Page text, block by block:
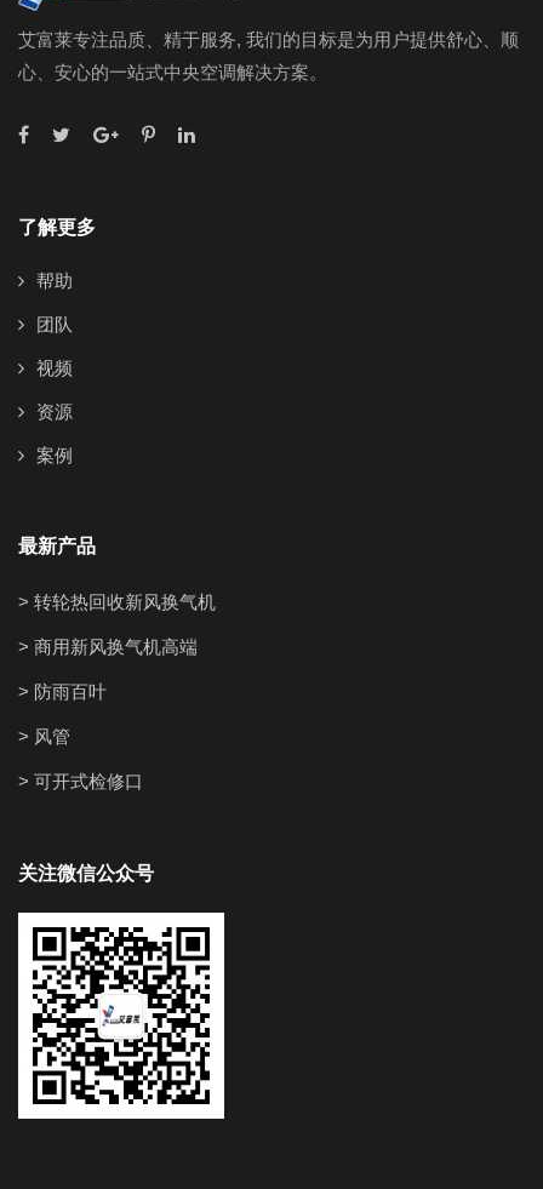
艾富莱专注品质、精于服务, 我们的目标是为用户提供舒心、顺
心、安心的一站式中央空调解决方案。
了解更多
帮助
团队
视频
资源
案例
最新产品
> 转轮热回收新风换气机
> 商用新风换气机高端
> 防雨百叶
> 风管
> 可开式检修口
关注微信公众号